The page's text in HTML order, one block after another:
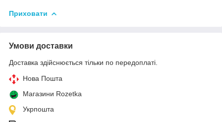
Приховати
Умови доставки
Доставка здійснюється тільки по передоплаті.
Нова Пошта
Магазини Rozetka
Укрпошта